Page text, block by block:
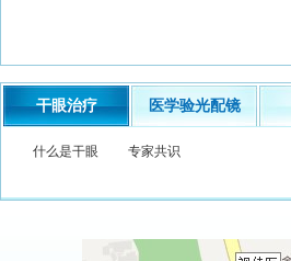
干眼治疗 医学验光配镜
什么是干眼 专家共识